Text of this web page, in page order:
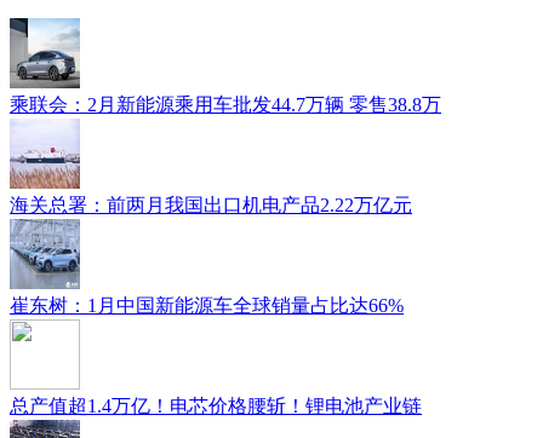
乘联会：2月新能源乘用车批发44.7万辆 零售38.8万
​海关总署：前两月我国出口机电产品2.22万亿元
崔东树：1月中国新能源车全球销量占比达66%
总产值超1.4万亿！电芯价格腰斩！锂电池产业链